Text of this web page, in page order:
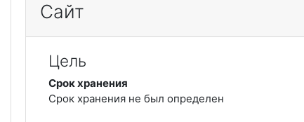
Сайт
Цель
Срок хранения
Срок хранения не был определен